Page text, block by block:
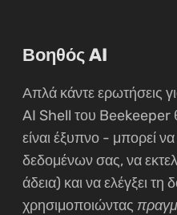
Βοηθός AI
Απλά κάντε ερωτήσεις
AI Shell του Beekeeper
είναι έξυπνο - μπορεί
δεδομένων σας, να
άδεια) και να ελέγξει τη
χρησιμοποιώντας